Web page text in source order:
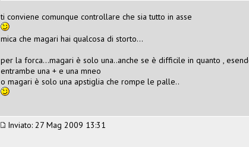
ti conviene comunque controllare che sia tutto in asse
mica che magari hai qualcosa di storto...
per la forca...magari è solo una..anche se è difficile in quanto ,
entrambe una + e una mneo
o magari è solo una apstiglia che rompe le palle..
Inviato: 27 Mag 2009 13:31